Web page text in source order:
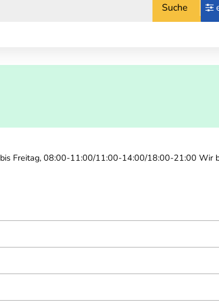
Suche
Freitag, 08:00-11:00/11:00-14:00/18:00-21:00 Wir